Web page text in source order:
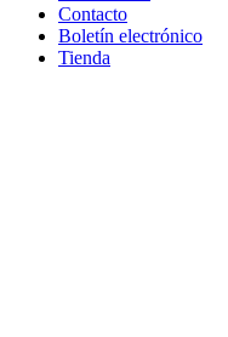
Contacto
Boletín electrónico
Tienda